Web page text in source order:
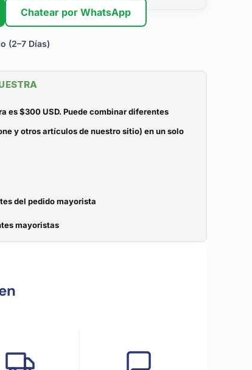
Chatear por WhatsApp
(2–7 Días)
es $300 USD. Puede combinar diferentes
y otros artículos de nuestro sitio) en un solo
del pedido mayorista
mayoristas